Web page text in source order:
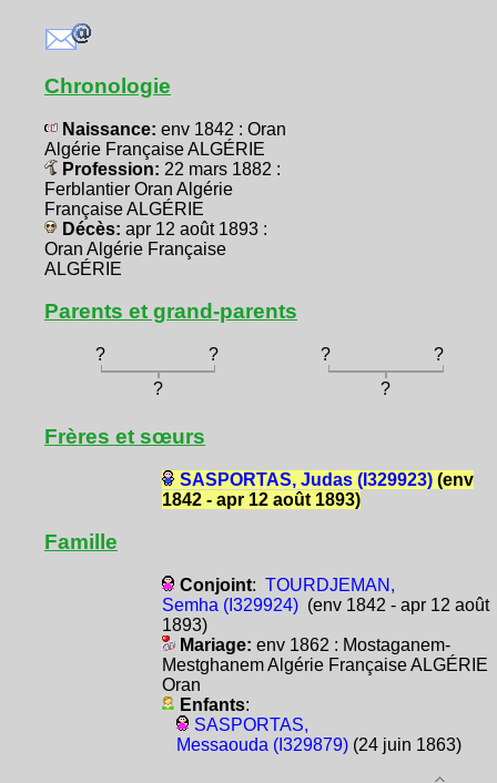
Chronologie
Naissance: env 1842 : Oran
Algérie Française ALGÉRIE
Profession: 22 mars 1882 :
Ferblantier Oran Algérie
Française ALGÉRIE
Décès: apr 12 août 1893 :
Oran Algérie Française
ALGÉRIE
Parents et grand-parents
? ? ?
?
?
?
Frères et sœurs
SASPORTAS, Judas (I329923)(env
1842 - apr 12 août 1893)
Famille
Conjoint: TOURDJEMAN,
Semha (I329924)(env 1842 - apr 12 août
1893)
Mariage: env 1862 : Mostaganem-
Mestghanem Algérie Française ALGÉRIE
Oran
Enfants:
SASPORTAS,
Messaouda (I329879)(24 juin 1863)